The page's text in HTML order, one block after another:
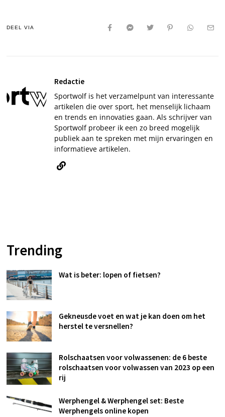
DEEL VIA
Redactie
Sportwolf is het verzamelpunt van interessante
artikelen die over sport, het menselijk lichaam
en trends en innovaties gaan. Als schrijver van
Sportwolf probeer ik een zo breed mogelijk
publiek aan te spreken met mijn ervaringen en
informatieve artikelen.
Trending
Wat is beter: lopen of fietsen?
Gekneusde voet en wat je kan doen om het
herstel te versnellen?
Rolschaatsen voor volwassenen: de 6 beste
rolschaatsen voor volwassen van 2023 op een
rij
Werphengel & Werphengel set: Beste
Werphengels online kopen